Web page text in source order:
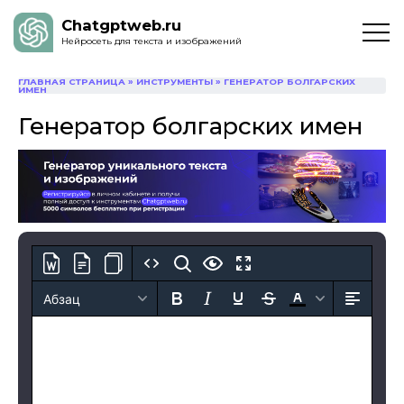
Chatgptweb.ru
Нейросеть для текста и изображений
ГЛАВНАЯ СТРАНИЦА » ИНСТРУМЕНТЫ » ГЕНЕРАТОР БОЛГАРСКИХ
ИМЕН
Генератор болгарских имен
Абзац